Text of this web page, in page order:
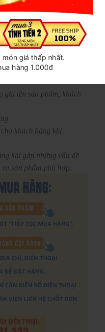
khô giáo thoáng mát sau
tại shop Mr1985:
với những phần quà
ghi tên sản phẩm, khách
khách hàng khi
khi gặp những vấn đề
sản phẩm phù hợp.
món giá thấp nhất.
hàng 1.000đ